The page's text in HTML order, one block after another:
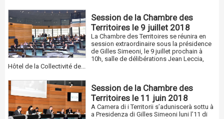
Session de la Chambre des
Territoires le 9 juillet 2018
La Chambre des Territoires se réunira en
session extraordinaire sous la présidence
de Gilles Simeoni, le 9 juillet prochain à
10h, salle de délibérations Jean Leccia,
Hôtel de la Collectivité de...
Session de la Chambre des
Territoires le 11 juin 2018
A Camera di i Territorii s’aduniscerà sottu à
a Presidenza di Gilles Simeoni luni l’11 di